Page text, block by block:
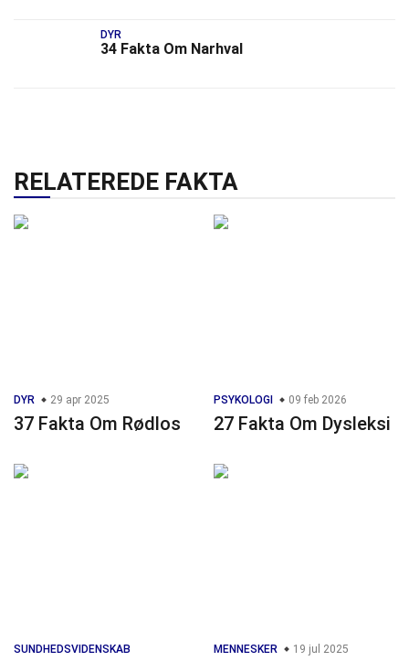
DYR
34 Fakta Om Narhval
RELATEREDE FAKTA
DYR 29 apr 2025
37 Fakta Om Rødlos
PSYKOLOGI 09 feb 2026
27 Fakta Om Dysleksi
SUNDHEDSVIDENSKAB
MENNESKER 19 jul 2025